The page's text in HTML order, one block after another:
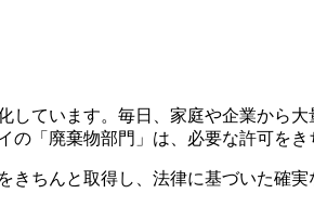
しています。毎日、家庭や企業から
の「廃棄物部門」は、必要な許可を
ちんと取得し、法律に基づいた確実